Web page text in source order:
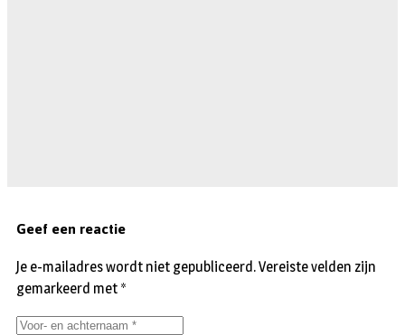
Geef een reactie
Je e-mailadres wordt niet gepubliceerd.Vereiste velden zijn
gemarkeerd met *